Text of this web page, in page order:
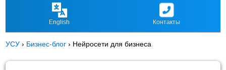
English Контакты
УСУ › Бизнес-блог › Нейросети для бизнеса